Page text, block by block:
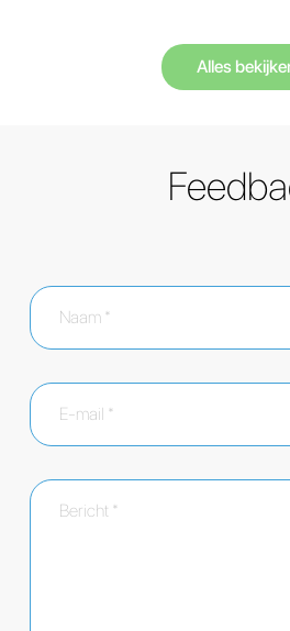
Alles